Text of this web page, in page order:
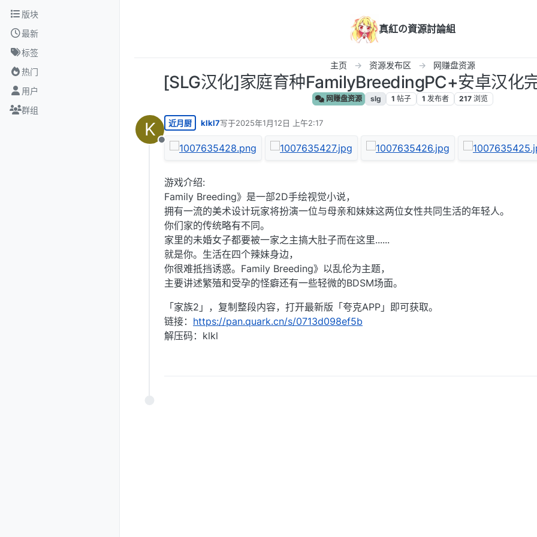
跳转至内容
版块
最新
标签
热门
用户
群组
真紅の資源討論組
主页 资源发布区 网赚盘资源
[SLG汉化]家庭育种FamilyBreedingPC+安卓汉化
网赚盘资源 slg 1 帖子 1 发布者 217 浏览
K
离线
近月厨 klkl7写于2025年1月12日 上午2:17
最后由 编辑
游戏介绍:
Family Breeding》是一部2D手绘视觉小说，
拥有一流的美术设计玩家将扮演一位与母亲和妹妹这两位女性共同生活的年轻人。
你们家的传统略有不同。
家里的未婚女子都要被一家之主搞大肚子而在这里......
就是你。生活在四个辣妹身边，
你很难抵挡诱惑。Family Breeding》以乱伦为主题，
主要讲述繁殖和受孕的怪癖还有一些轻微的BDSM场面。
「家族2」，复制整段内容，打开最新版「夸克APP」即可获取。
链接： https://pan.quark.cn/s/0713d098ef5b
解压码：klkl